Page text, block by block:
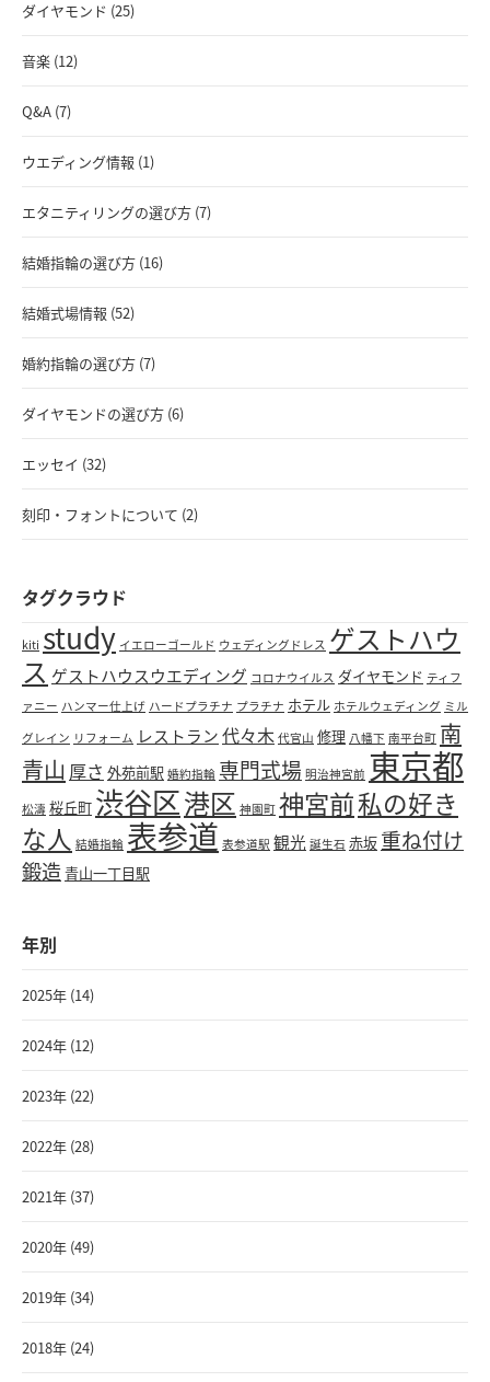
ダイヤモンド (25)
音楽 (12)
Q&A (7)
ウエディング情報 (1)
エタニティリングの選び方 (7)
結婚指輪の選び方 (16)
結婚式場情報 (52)
婚約指輪の選び方 (7)
ダイヤモンドの選び方 (6)
エッセイ (32)
刻印・フォントについて (2)
タグクラウド
kiti study イエローゴールド ウェディングドレス ゲストハウ
ス ゲストハウスウエディング コロナウイルス ダイヤモンド ティフ
ァニー ハンマー仕上げ ハードプラチナ プラチナ ホテル ホテルウェディング ミル
グレイン リフォーム レストラン代々木 代官山 修理 八幡下 南平台町 南
青山 厚さ 外苑前駅 婚約指輪 専門式場 明治神宮前 東京都
松濤 桜丘町 渋谷区港区 神園町 神宮前私の好き
な人 結婚指輪 表参道 表参道駅 観光 誕生石 赤坂 重ね付け
鍛造青山一丁目駅
年別
2025年 (14)
2024年 (12)
2023年 (22)
2022年 (28)
2021年 (37)
2020年 (49)
2019年 (34)
2018年 (24)